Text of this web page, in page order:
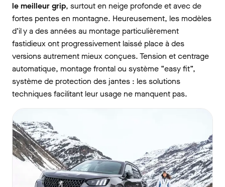
le meilleur grip, surtout en neige profonde et avec de
fortes pentes en montagne. Heureusement, les modèles
d’il y a des années au montage particulièrement
fastidieux ont progressivement laissé place à des
versions autrement mieux conçues. Tension et centrage
automatique, montage frontal ou système “easy fit”,
système de protection des jantes : les solutions
techniques facilitant leur usage ne manquent pas.